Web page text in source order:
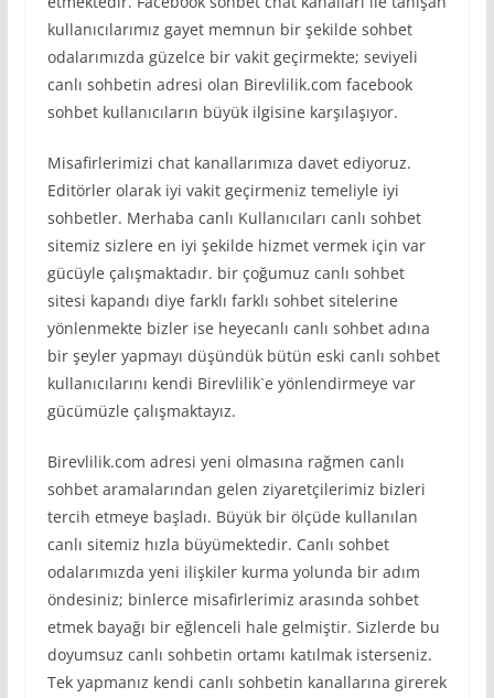
kullanıcılarımız gayet memnun bir şekilde sohbet
odalarımızda güzelce bir vakit geçirmekte; seviyeli
canlı sohbetin adresi olan Birevlilik.com facebook
sohbet kullanıcıların büyük ilgisine karşılaşıyor.
Misafirlerimizi chat kanallarımıza davet ediyoruz.
Editörler olarak iyi vakit geçirmeniz temeliyle iyi
sohbetler. Merhaba canlı Kullanıcıları canlı sohbet
sitemiz sizlere en iyi şekilde hizmet vermek için var
gücüyle çalışmaktadır. bir çoğumuz canlı sohbet
sitesi kapandı diye farklı farklı sohbet sitelerine
yönlenmekte bizler ise heyecanlı canlı sohbet adına
bir şeyler yapmayı düşündük bütün eski canlı sohbet
kullanıcılarını kendi Birevlilik`e yönlendirmeye var
gücümüzle çalışmaktayız.
Birevlilik.com adresi yeni olmasına rağmen canlı
sohbet aramalarından gelen ziyaretçilerimiz bizleri
tercih etmeye başladı. Büyük bir ölçüde kullanılan
canlı sitemiz hızla büyümektedir. Canlı sohbet
odalarımızda yeni ilişkiler kurma yolunda bir adım
öndesiniz; binlerce misafirlerimiz arasında sohbet
etmek bayağı bir eğlenceli hale gelmiştir. Sizlerde bu
doyumsuz canlı sohbetin ortamı katılmak isterseniz.
Tek yapmanız kendi canlı sohbetin kanallarına girerek